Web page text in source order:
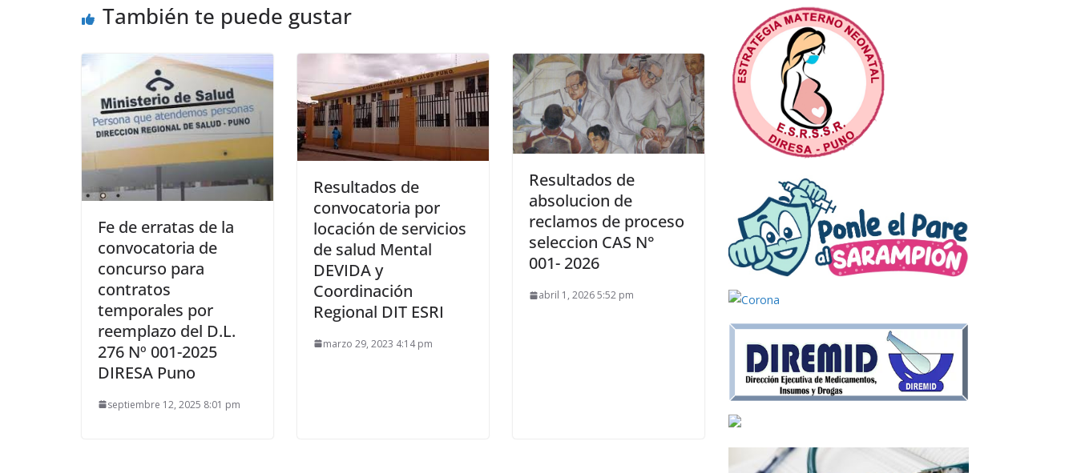
También te puede gustar
Fe de erratas de la
convocatoria de
concurso para
contratos
temporales por
reemplazo del D.L.
276 Nº 001-2025
DIRESA Puno
septiembre 12, 2025 8:01 pm
Resultados de
convocatoria por
locación de servicios
de salud Mental
DEVIDA y
Coordinación
Regional DIT ESRI
marzo 29, 2023 4:14 pm
Resultados de
absolucion de
reclamos de proceso
seleccion CAS N°
001- 2026
abril 1, 2026 5:52 pm